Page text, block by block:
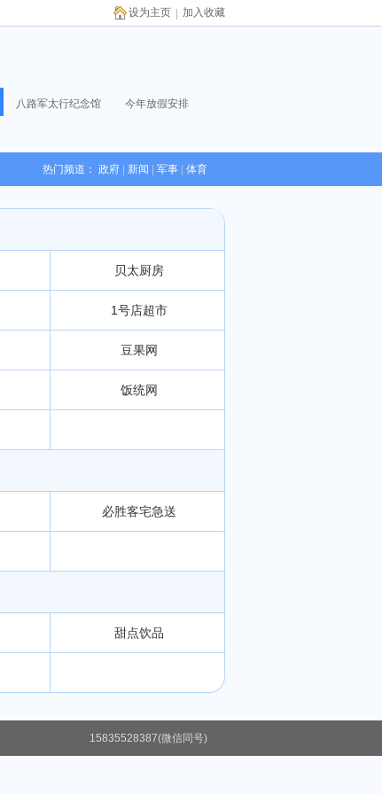
加入收藏
设为主页
八路军太行纪念馆 今年放假安排
热门频道： 政府 新闻 军事 体育
贝太厨房
1号店超市
豆果网
饭统网
必胜客宅急送
甜点饮品
15835528387(微信同号)